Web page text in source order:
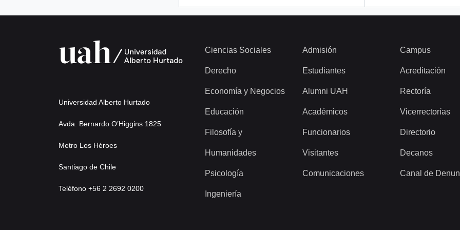
Universidad Alberto Hurtado
Avda. Bernardo O’Higgins 1825
Metro Los Héroes
Santiago de Chile
Teléfono +56 2 2692 0200
Ciencias Sociales
Derecho
Economía y Negocios
Educación
Filosofía y
Humanidades
Psicología
Ingeniería
Admisión
Estudiantes
Alumni UAH
Académicos
Funcionarios
Visitantes
Comunicaciones
Campus
Acreditación
Rectoría
Vicerrectorías
Directorio
Decanos
Canal de